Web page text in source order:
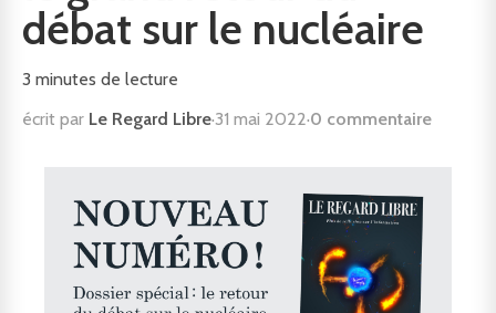
débat sur le nucléaire
3 minutes de lecture
écrit par Le Regard Libre·31 mai 2022·0 commentaire